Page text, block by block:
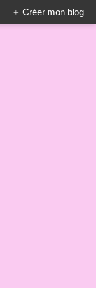
+ Créer mon blog